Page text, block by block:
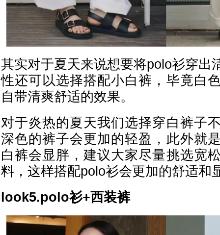
其实对于夏天来说想要将polo衫穿出
性还可以选择搭配小白裤，毕竟白
自带清爽舒适的效果。
对于炎热的夏天我们选择穿白裤子
深色的裤子会更加的轻盈，此外就
白裤会显胖，建议大家尽量挑选宽
料，这样搭配polo衫会更加的舒适和
look5.polo衫+西装裤